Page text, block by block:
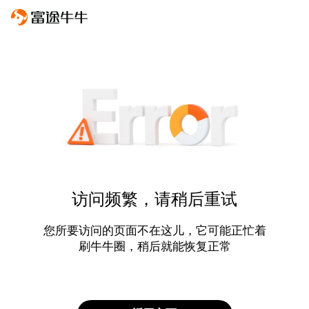
访问频繁，请稍后重试
您所要访问的页面不在这儿，它可能正忙着
刷牛牛圈，稍后就能恢复正常